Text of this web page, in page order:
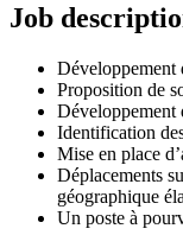
Job
Développement
Proposition de
Développement
Identification
Mise en place
Déplacements
géographique
Un poste à